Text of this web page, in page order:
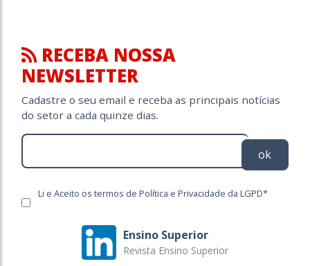
RECEBA NOSSA
NEWSLETTER
Cadastre o seu email e receba as principais notícias
do setor a cada quinze dias.
ok
Li e Aceito os termos de Política e Privacidade da LGPD*
Ensino Superior
Revista Ensino Superior